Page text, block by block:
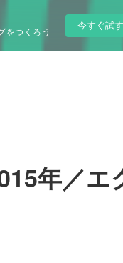
をつくろう
今すぐ試す
年／エ